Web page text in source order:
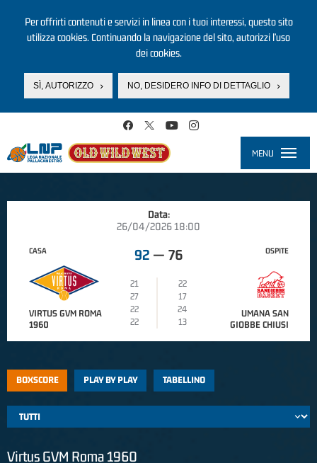
Per offrirti contenuti e servizi in linea con i tuoi interessi, questo sito
utilizza cookies. Continuando la navigazione del sito, autorizzi l’uso
dei cookies.
SÌ, AUTORIZZO NO, DESIDERO INFO DI DETTAGLIO
MENU
Data:
26/04/2026 18:00
CASA
VIRTUS GVM ROMA
1960
92 — 76
21
22
27
17
22
24
22
13
OSPITE
UMANA SAN
GIOBBE CHIUSI
BOXSCORE PLAY BY PLAY TABELLINO
Virtus GVM Roma 1960